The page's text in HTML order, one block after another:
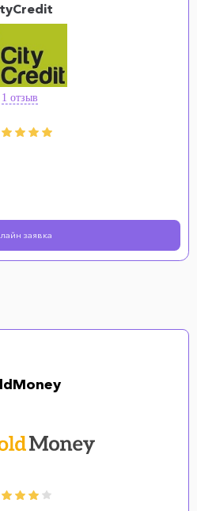
1 отзыв
заявка